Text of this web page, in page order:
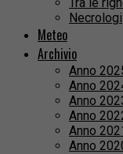
Necrologi
Meteo
Archivio
Anno
Anno
Anno
Anno
Anno
Anno